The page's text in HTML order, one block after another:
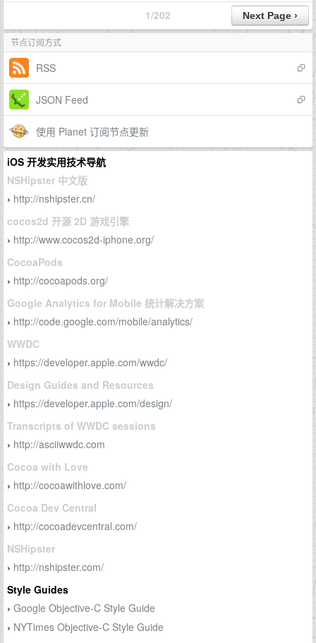
1/202
节点订阅方式
RSS
JSON Feed
使用 Planet 订阅节点更新
iOS 开发实用技术导航
NSHipster 中文版
› http://nshipster.cn/
cocos2d 开源 2D 游戏引擎
› http://www.cocos2d-iphone.org/
CocoaPods
› http://cocoapods.org/
Google Analytics for Mobile 统计解决方案
› http://code.google.com/mobile/analytics/
WWDC
› https://developer.apple.com/wwdc/
Design Guides and Resources
› https://developer.apple.com/design/
Transcripts of WWDC sessions
› http://asciiwwdc.com
Cocoa with Love
› http://cocoawithlove.com/
Cocoa Dev Central
› http://cocoadevcentral.com/
NSHipster
› http://nshipster.com/
Style Guides
› Google Objective-C Style Guide
› NYTimes Objective-C Style Guide